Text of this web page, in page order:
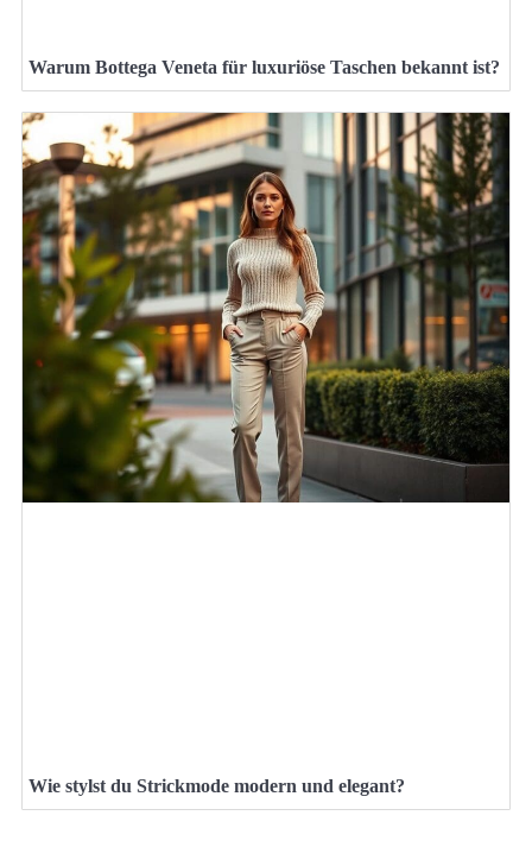
Warum Bottega Veneta für luxuriöse Taschen bekannt ist?
Wie stylst du Strickmode modern und elegant?